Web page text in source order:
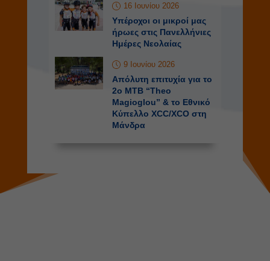
16 Ιουνίου 2026
Υπέροχοι οι μικροί μας
ήρωες στις Πανελλήνιες
Ημέρες Νεολαίας
9 Ιουνίου 2026
Απόλυτη επιτυχία για το
2o MTB “Theo
Magioglou” & το Εθνικό
Κύπελλο XCC/XCO στη
Μάνδρα